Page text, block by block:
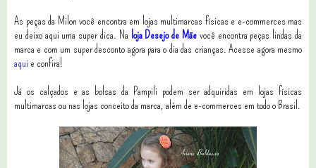
As peças da Milon você encontra em lojas multimarcas físicas e e-commerces mas
eu deixo aqui uma super dica. Na loja Desejo de Mãe você encontra peças lindas da
marca e com um super desconto agora para o dia das crianças. Acesse agora mesmo
aqui e confira!
Já os calçados e as bolsas da Pampili podem ser adquiridas em lojas físicas
multimarcas ou nas lojas conceito da marca, além de e-commerces em todo o Brasil.